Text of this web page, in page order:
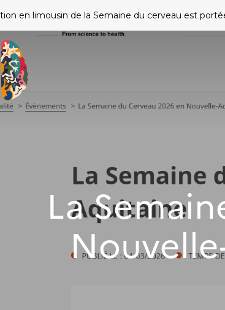
en limousin de la Semaine du cerveau est
La